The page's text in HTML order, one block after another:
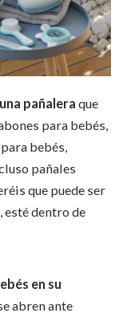
pañalera que
para bebés,
bebés,
pañales
que puede ser
esté dentro de
en su
abren ante